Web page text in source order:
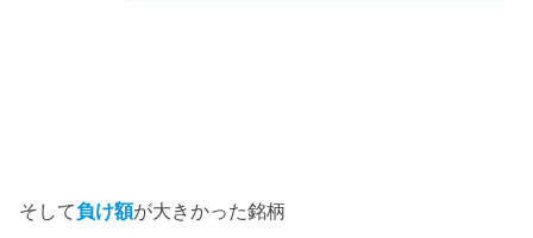
そして負け額が大きかった銘柄